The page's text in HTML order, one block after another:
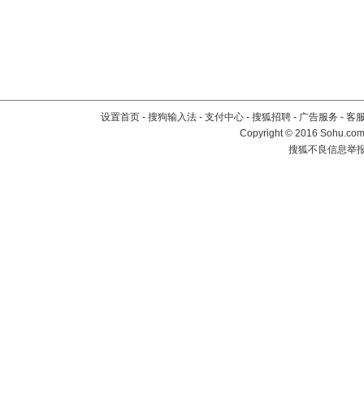
设置首页 - 搜狗输入法 - 支付中心 - 搜狐招聘 - 广告服务 - 客
Copyright©2016
搜狐不良信息举